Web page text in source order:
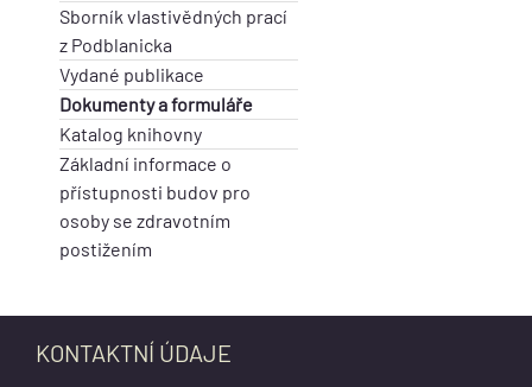
Sborník vlastivědných prací
z Podblanicka
Vydané publikace
Dokumenty a formuláře
Katalog knihovny
Základní informace o
přístupnosti budov pro
osoby se zdravotním
postižením
KONTAKTNÍ ÚDAJE